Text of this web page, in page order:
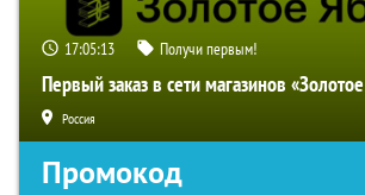
17:05:12 Получи первым!
Первый заказ в сети магазинов
Россия
Промокод